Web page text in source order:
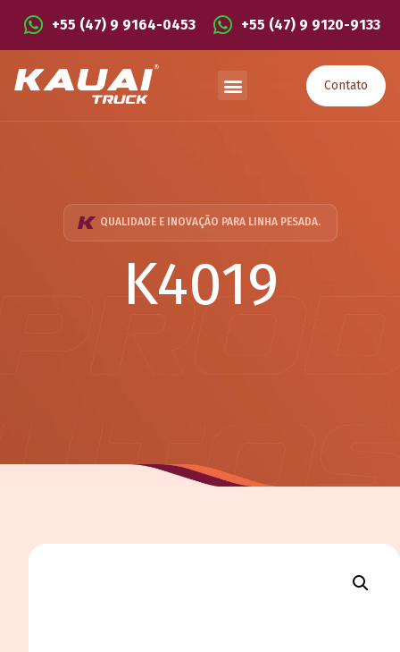
+55 (47) 9 9164-0453 +55 (47) 9 9120-9133
Contato
QUALIDADE E INOVAÇÃO PARA LINHA PESADA.
K4019